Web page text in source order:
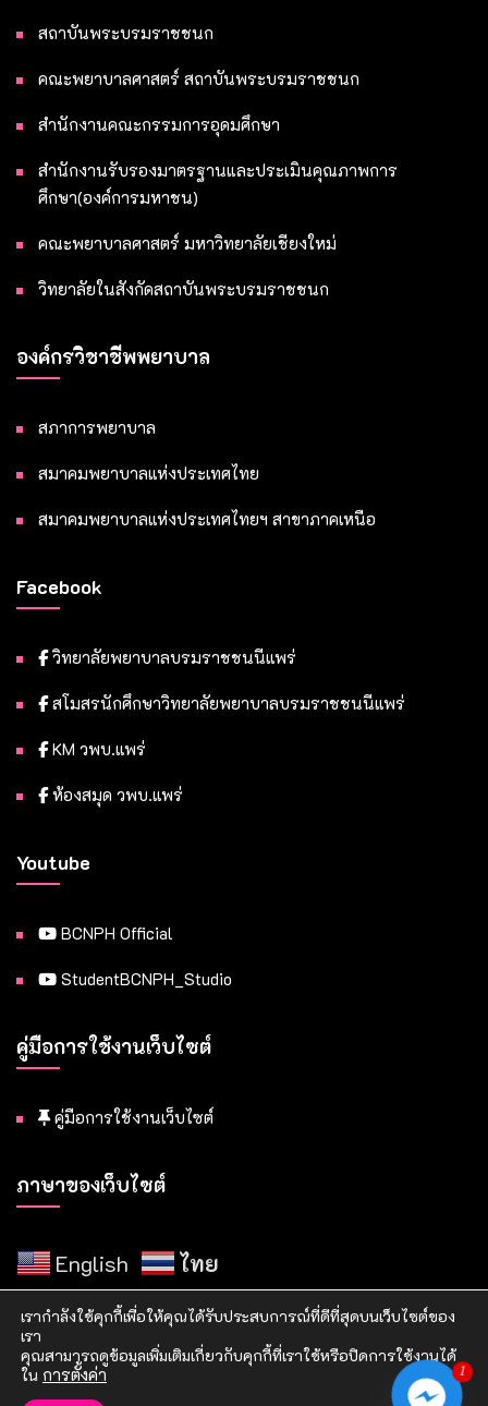
สถาบันพระบรมราชชนก
คณะพยาบาลศาสตร์ สถาบันพระบรมราชชนก
สำนักงานคณะกรรมการอุดมศึกษา
สำนักงานรับรองมาตรฐานและประเมินคุณภาพการ
ศึกษา(องค์การมหาชน)
คณะพยาบาลศาสตร์ มหาวิทยาลัยเชียงใหม่
วิทยาลัยในสังกัดสถาบันพระบรมราชชนก
องค์กรวิชาชีพพยาบาล
สภาการพยาบาล
สมาคมพยาบาลแห่งประเทศไทย
สมาคมพยาบาลแห่งประเทศไทยฯ สาขาภาคเหนือ
Facebook
วิทยาลัยพยาบาลบรมราชชนนีแพร่
สโมสรนักศึกษาวิทยาลัยพยาบาลบรมราชชนนีแพร่
KM วพบ.แพร่
ห้องสมุด วพบ.แพร่
Youtube
BCNPH Official
StudentBCNPH_Studio
คู่มือการใช้งานเว็บไซต์
คู่มือการใช้งานเว็บไซต์
ภาษาของเว็บไซต์
English ไทย
Copyright © 2021 วิทยาลัยพยาบาลบรมราชชนนี แพร่
เรากำลังใช้คุกกี้เพื่อให้คุณได้รับประสบการณ์ที่ดีที่สุดบนเว็บไซต์ของ
เรา
คุณสามารถดูข้อมูลเพิ่มเติมเกี่ยวกับคุกกี้ที่เราใช้หรือปิดการใช้งานได้
ใน การตั้งค่า 1